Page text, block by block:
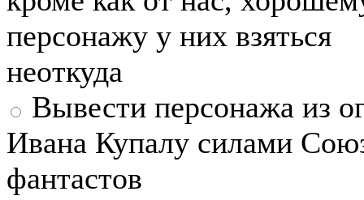
персонажу у них взяться
неоткуда
Вывести персонажа из
Ивана Купалу силами
фантастов